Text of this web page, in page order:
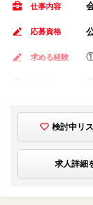
仕事内容
応募資格
求める経験 ①
検討中リ
求人詳細